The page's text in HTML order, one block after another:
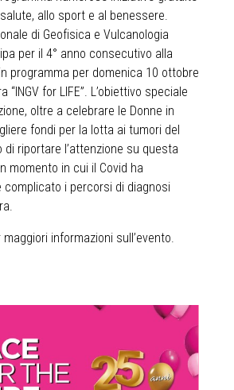
allo sport e al benessere.
di Geofisica e Vulcanologia
per il 4° anno consecutivo alla
programma per domenica 10 ottobre
“INGV for LIFE”. L’obiettivo speciale
oltre a celebrare le Donne in
fondi per la lotta ai tumori del
di riportare l’attenzione su questa
momento in cui il Covid ha
complicato i percorsi di diagnosi
maggiori informazioni sull’evento.